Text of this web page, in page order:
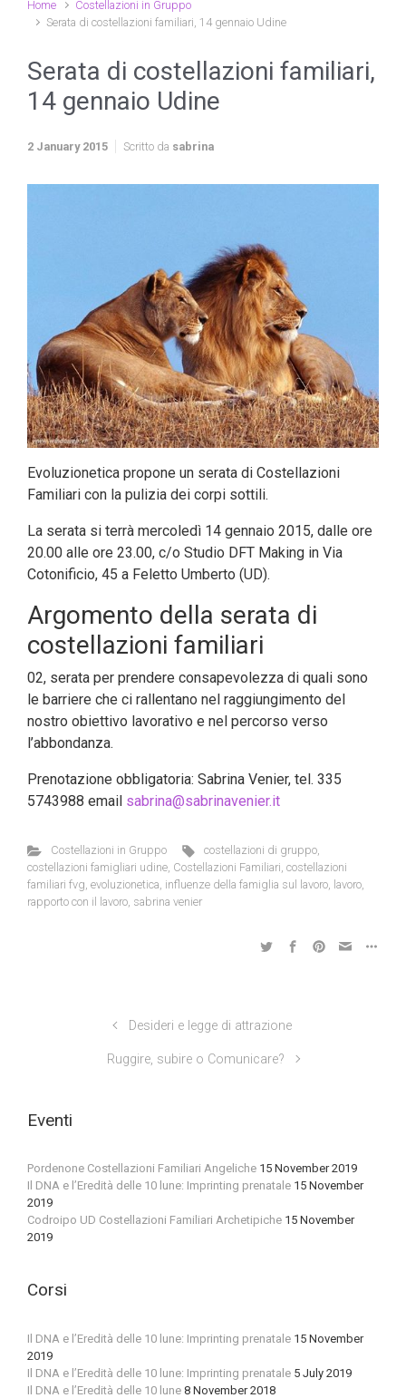
Home
Costellazioni in Gruppo
Serata di costellazioni familiari, 14 gennaio Udine
Serata di costellazioni familiari,
14 gennaio Udine
2 January 2015 Scritto da sabrina
Evoluzionetica propone un serata di Costellazioni
Familiari con la pulizia dei corpi sottili.
La serata si terrà mercoledì 14 gennaio 2015, dalle ore
20.00 alle ore 23.00, c/o Studio DFT Making in Via
Cotonificio, 45 a Feletto Umberto (UD).
Argomento della serata di
costellazioni familiari
02, serata per prendere consapevolezza di quali sono
le barriere che ci rallentano nel raggiungimento del
nostro obiettivo lavorativo e nel percorso verso
l’abbondanza.
Prenotazione obbligatoria: Sabrina Venier, tel. 335
5743988 email sabrina@sabrinavenier.it
Costellazioni in Gruppo costellazioni di gruppo,
costellazioni famigliari udine, Costellazioni Familiari, costellazioni
familiari fvg, evoluzionetica, influenze della famiglia sul lavoro, lavoro,
rapporto con il lavoro, sabrina venier
Desideri e legge di attrazione
Ruggire, subire o Comunicare?
Eventi
Pordenone Costellazioni Familiari Angeliche 15 November 2019
Il DNA e l’Eredità delle 10 lune: Imprinting prenatale 15 November
2019
Codroipo UD Costellazioni Familiari Archetipiche 15 November
2019
Corsi
Il DNA e l’Eredità delle 10 lune: Imprinting prenatale 15 November
2019
Il DNA e l’Eredità delle 10 lune: Imprinting prenatale 5 July 2019
Il DNA e l’Eredità delle 10 lune 8 November 2018